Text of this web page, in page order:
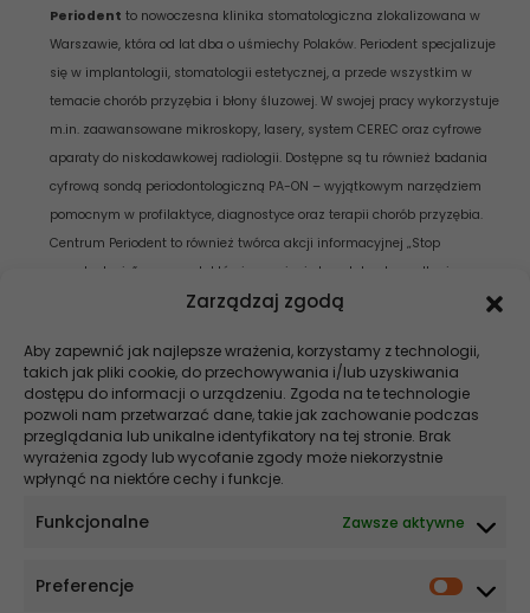
Zarządzaj zgodą
Aby zapewnić jak najlepsze wrażenia, korzystamy z technologii,
takich jak pliki cookie, do przechowywania i/lub uzyskiwania
dostępu do informacji o urządzeniu. Zgoda na te technologie
pozwoli nam przetwarzać dane, takie jak zachowanie podczas
przeglądania lub unikalne identyfikatory na tej stronie. Brak
wyrażenia zgody lub wycofanie zgody może niekorzystnie
wpłynąć na niektóre cechy i funkcje.
Funkcjonalne Zawsze aktywne
Preferencje
Periodent to nowoczesna klinika stomatologiczna zlokalizowana w
Warszawie, która od lat dba o uśmiechy Polaków. Periodent specjalizuje
się w implantologii, stomatologii estetycznej, a przede wszystkim w
temacie chorób przyzębia i błony śluzowej. W swojej pracy wykorzystuje
m.in. zaawansowane mikroskopy, lasery, system CEREC oraz cyfrowe
aparaty do niskodawkowej radiologii. Dostępne są tu również badania
cyfrową sondą periodontologiczną PA-ON – wyjątkowym narzędziem
pomocnym w profilaktyce, diagnostyce oraz terapii chorób przyzębia.
Centrum Periodent to również twórca akcji informacyjnej „Stop
paradontozie”, w ramach której organizuje bezpłatne konsultacje
stomatologiczne i diagnostykę dla pacjentów zagrożonych chorobami
Szukaj
Stomatologia NEWS
w stomatologii
Ekonomia i ergonomia w nowoczesnej implantologii. Dlaczego
systemy MIS są optymalnym wyborem dla praktyki nastawionej na